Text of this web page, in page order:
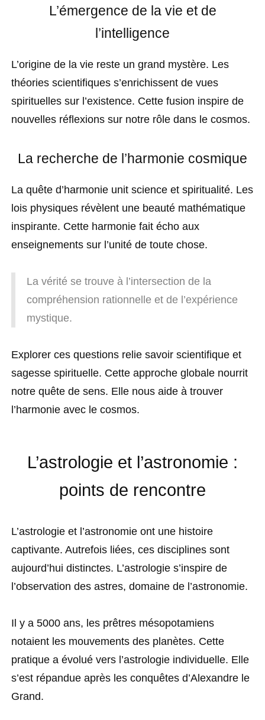
L’émergence de la vie et de
l’intelligence
L’origine de la vie reste un grand mystère. Les
théories scientifiques s’enrichissent de vues
spirituelles sur l’existence. Cette fusion inspire de
nouvelles réflexions sur notre rôle dans le cosmos.
La recherche de l’harmonie cosmique
La quête d’harmonie unit science et spiritualité. Les
lois physiques révèlent une beauté mathématique
inspirante. Cette harmonie fait écho aux
enseignements sur l’unité de toute chose.
La vérité se trouve à l’intersection de la
compréhension rationnelle et de l’expérience
mystique.
Explorer ces questions relie savoir scientifique et
sagesse spirituelle. Cette approche globale nourrit
notre quête de sens. Elle nous aide à trouver
l’harmonie avec le cosmos.
L’astrologie et l’astronomie :
points de rencontre
L’astrologie et l’astronomie ont une histoire
captivante. Autrefois liées, ces disciplines sont
aujourd’hui distinctes. L’astrologie s’inspire de
l’observation des astres, domaine de l’astronomie.
Il y a 5000 ans, les prêtres mésopotamiens
notaient les mouvements des planètes. Cette
pratique a évolué vers l’astrologie individuelle. Elle
s’est répandue après les conquêtes d’Alexandre le
Grand.